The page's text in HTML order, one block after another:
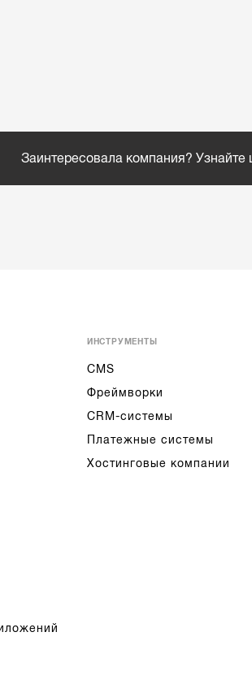
Заинтересовала компания?
ИНСТРУМЕНТЫ
CMS
Фреймворки
CRM-системы
Платежные системы
Хостинговые компании